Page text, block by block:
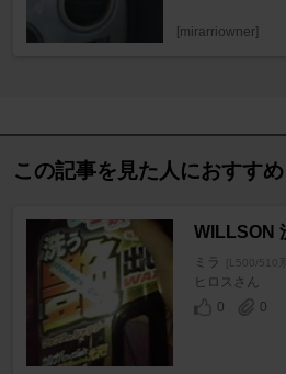
[mirarriowner]
この記事を見た人におすすめ
WILLSON
ミラ [L500/510
ヒロスさん
0
0